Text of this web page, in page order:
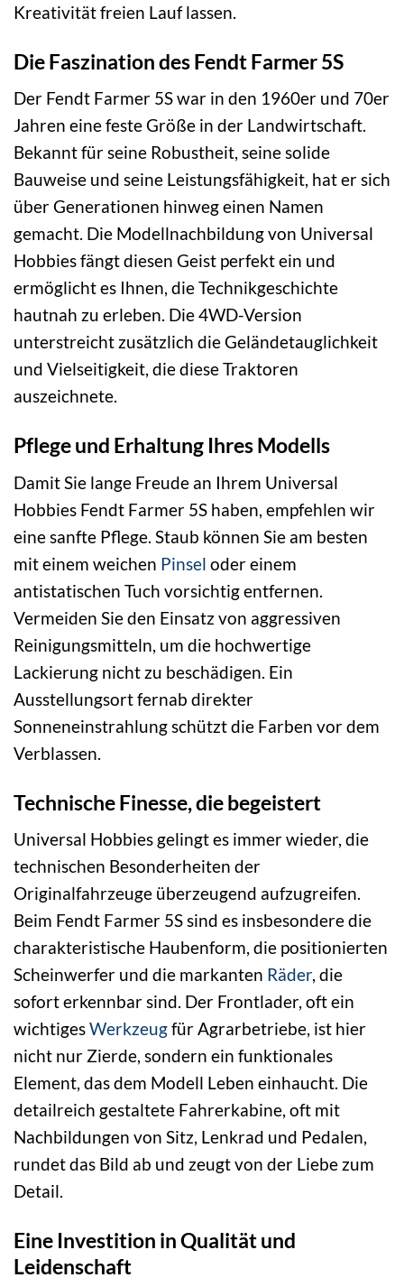
Kreativität freien Lauf lassen.
Die Faszination des Fendt Farmer 5S
Der Fendt Farmer 5S war in den 1960er und 70er
Jahren eine feste Größe in der Landwirtschaft.
Bekannt für seine Robustheit, seine solide
Bauweise und seine Leistungsfähigkeit, hat er sich
über Generationen hinweg einen Namen
gemacht. Die Modellnachbildung von Universal
Hobbies fängt diesen Geist perfekt ein und
ermöglicht es Ihnen, die Technikgeschichte
hautnah zu erleben. Die 4WD-Version
unterstreicht zusätzlich die Geländetauglichkeit
und Vielseitigkeit, die diese Traktoren
auszeichnete.
Pflege und Erhaltung Ihres Modells
Damit Sie lange Freude an Ihrem Universal
Hobbies Fendt Farmer 5S haben, empfehlen wir
eine sanfte Pflege. Staub können Sie am besten
mit einem weichen Pinsel oder einem
antistatischen Tuch vorsichtig entfernen.
Vermeiden Sie den Einsatz von aggressiven
Reinigungsmitteln, um die hochwertige
Lackierung nicht zu beschädigen. Ein
Ausstellungsort fernab direkter
Sonneneinstrahlung schützt die Farben vor dem
Verblassen.
Technische Finesse, die begeistert
Universal Hobbies gelingt es immer wieder, die
technischen Besonderheiten der
Originalfahrzeuge überzeugend aufzugreifen.
Beim Fendt Farmer 5S sind es insbesondere die
charakteristische Haubenform, die positionierten
Scheinwerfer und die markanten Räder, die
sofort erkennbar sind. Der Frontlader, oft ein
wichtigesWerkzeugfür Agrarbetriebe, ist hier
nicht nur Zierde, sondern ein funktionales
Element, das dem Modell Leben einhaucht. Die
detailreich gestaltete Fahrerkabine, oft mit
Nachbildungen von Sitz, Lenkrad und Pedalen,
rundet das Bild ab und zeugt von der Liebe zum
Detail.
Eine Investition in Qualität und
Leidenschaft